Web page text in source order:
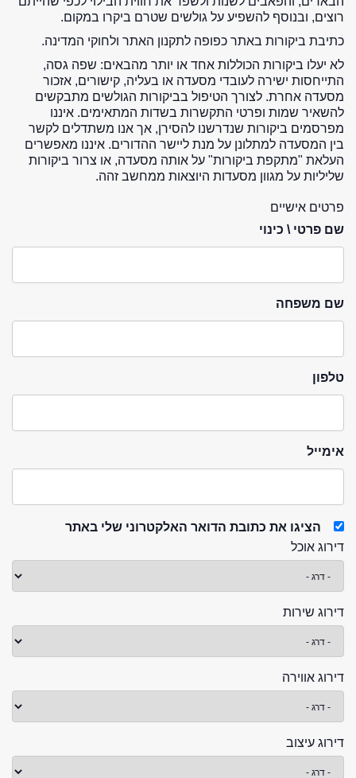
רוצים, ובנוסף להשפיע על גולשים שטרם ביקרו במקום.
כתיבת ביקורות באתר כפופה לתקנון האתר ולחוקי המדינה.
לא יעלו ביקורות הכוללות אחד או יותר מהבאים: שפה גסה,
התייחסות ישירה לעובדי מסעדה או בעליה, קישורים, אזכור
מסעדה אחרת. לצורך הטיפול בביקורות הגולשים מתבקשים
להשאיר שמות ופרטי התקשרות בשדות המתאימים. איננו
מפרסמים ביקורות שנדרשנו להסירן, אך אנו משתדלים לקשר
בין המסעדה למתלונן על מנת ליישר ההדורים. איננו מאפשרים
העלאת "מתקפת ביקורות" על אותה מסעדה, או צרור ביקורות
שליליות על מגוון מסעדות היוצאות ממחשב זהה.
פרטים אישיים
שם פרטי \ כינוי
שם משפחה
טלפון
אימייל
הציגו את כתובת הדואר האלקטרוני שלי באתר
דירוג אוכל
דירוג שירות
דירוג אווירה
דירוג עיצוב